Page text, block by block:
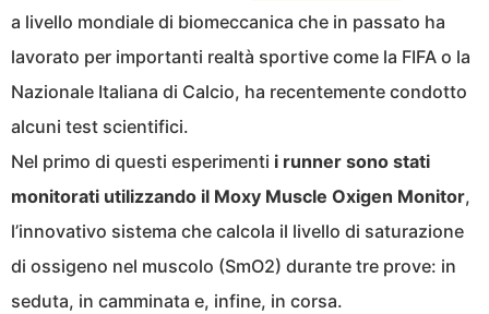
a livello mondiale di biomeccanica che in passato ha
lavorato per importanti realtà sportive come la FIFA o la
Nazionale Italiana di Calcio, ha recentemente condotto
alcuni test scientifici.
Nel primo di questi esperimenti i runner sono stati
monitorati utilizzando il Moxy Muscle Oxigen Monitor,
l’innovativo sistema che calcola il livello di saturazione
di ossigeno nel muscolo (SmO2) durante tre prove: in
seduta, in camminata e, infine, in corsa.